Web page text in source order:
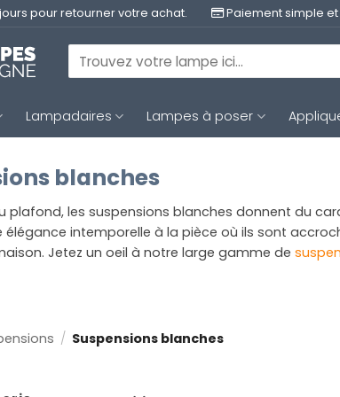
pour retourner votre achat. Paiement simple
Recherche
pour :
Lampadaires Lampes à poser
blanches
plafond, les suspensions blanches donnent du
intemporelle à la pièce où ils sont
Jetez un oeil à notre large gamme de
/ Suspensions blanches